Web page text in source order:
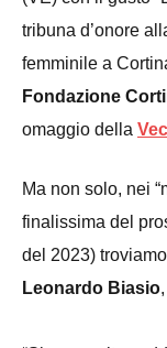
tribuna d’onore
femminile a
Fondazione
omaggio della
Ma non solo, nei
finalissima del
del 2023)
Leonardo Biasio,